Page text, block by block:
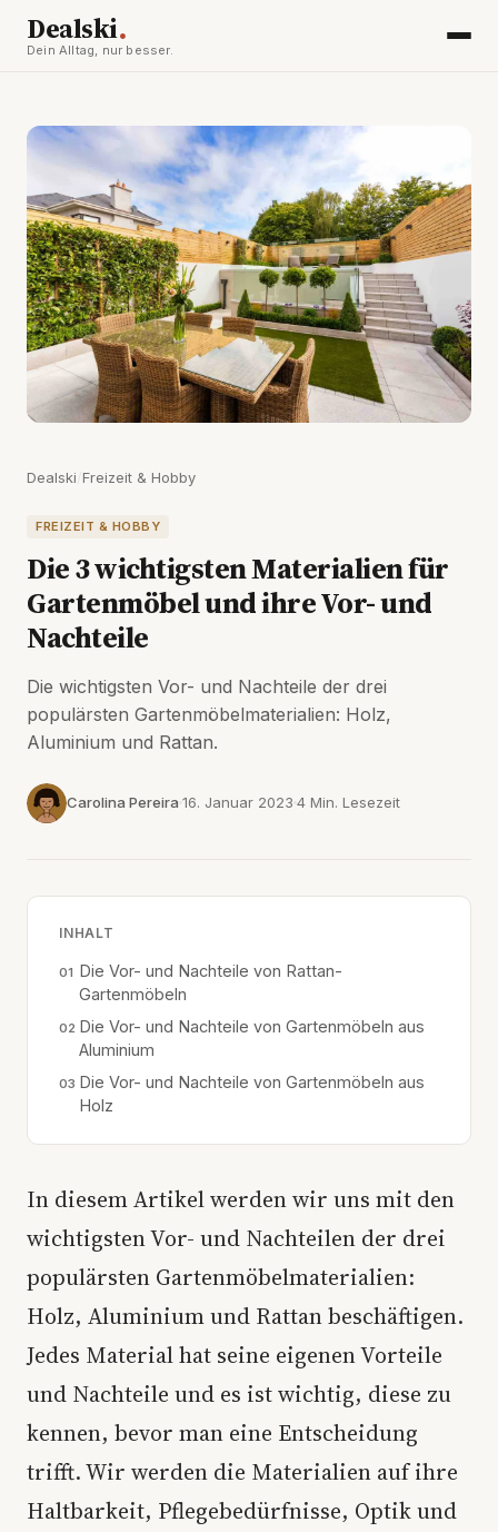
Dealski.
Dein Alltag, nur besser.
Dealski Freizeit & Hobby
FREIZEIT & HOBBY
Die 3 wichtigsten Materialien für
Gartenmöbel und ihre Vor- und
Nachteile
Die wichtigsten Vor- und Nachteile der drei
populärsten Gartenmöbelmaterialien: Holz,
Aluminium und Rattan.
Carolina Pereira 16. Januar 2023 4 Min. Lesezeit
INHALT
Die Vor- und Nachteile von Rattan-
Gartenmöbeln
Die Vor- und Nachteile von Gartenmöbeln aus
Aluminium
Die Vor- und Nachteile von Gartenmöbeln aus
Holz
In diesem Artikel werden wir uns mit den
wichtigsten Vor- und Nachteilen der drei
populärsten Gartenmöbelmaterialien:
Holz, Aluminium und Rattan beschäftigen.
Jedes Material hat seine eigenen Vorteile
und Nachteile und es ist wichtig, diese zu
kennen, bevor man eine Entscheidung
trifft. Wir werden die Materialien auf ihre
Haltbarkeit, Pflegebedürfnisse, Optik und